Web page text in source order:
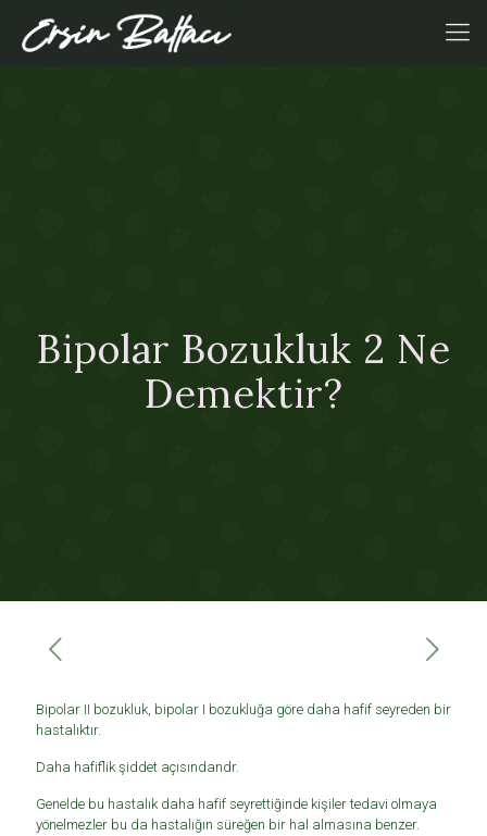
Bipolar Bozukluk 2 Ne
Demektir?
Bipolar II bozukluk, bipolar I bozukluğa göre daha hafif seyreden bir
hastalıktır.
Daha hafiflik şiddet açısındandr.
Genelde bu hastalık daha hafif seyrettiğinde kişiler tedavi olmaya
yönelmezler bu da hastalığın süreğen bir hal almasına benzer.